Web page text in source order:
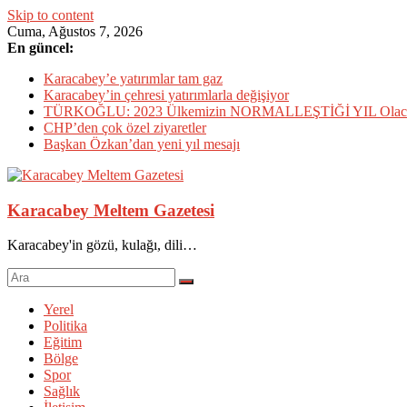
Skip to content
Cuma, Ağustos 7, 2026
En güncel:
Karacabey’e yatırımlar tam gaz
Karacabey’in çehresi yatırımlarla değişiyor
TÜRKOĞLU: 2023 Ülkemizin NORMALLEŞTİĞİ YIL
CHP’den çok özel ziyaretler
Başkan Özkan’dan yeni yıl mesajı
Karacabey Meltem Gazetesi
Karacabey'in gözü, kulağı, dili…
Yerel
Politika
Eğitim
Bölge
Spor
Sağlık